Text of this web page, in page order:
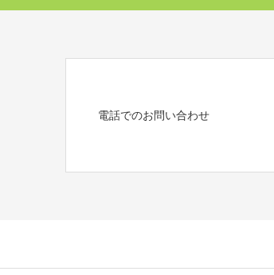
電話でのお問い合わせ